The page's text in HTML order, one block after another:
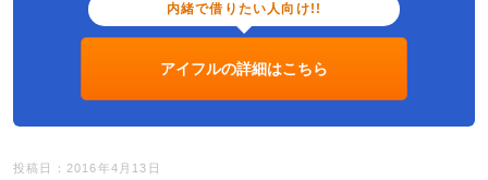
内緒で借りたい人向け!!
アイフルの詳細はこちら
投稿日：2016年4月13日